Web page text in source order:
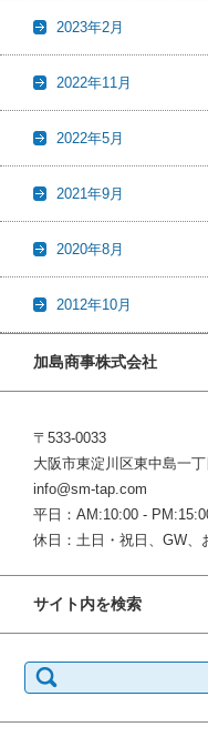
2023年2月
2022年11月
2022年5月
2021年9月
2020年8月
2012年10月
加島商事株式会社
〒533-0033
大阪市東淀川区東中島一
info@sm-tap.com
平日：AM:10:00 -
休日：土日・祝日、GW、
サイト内を検索
索: